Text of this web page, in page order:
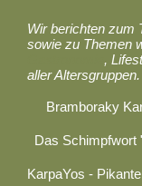
Wir berichten zum
sowie zu Themen
,
aller Altersgruppen.
Bramboraky
Das Schimpfwort
KarpaYos -